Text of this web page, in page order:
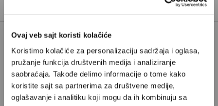
Ovaj veb sajt koristi kolačiće
Koristimo kolačiće za personalizaciju sadržaja i oglasa,
pružanje funkcija društvenih medija i analiziranje
saobraćaja. Takođe delimo informacije o tome kako
koristite sajt sa partnerima za društvene medije,
oglašavanje i analitiku koji mogu da ih kombinuju sa
TAGOVI:
JOSIP BROZ TITO
JUGOSLAVIJA
KOMUNISTIČKA PARTIJA
JUGOSLAVIJE
SFRJ